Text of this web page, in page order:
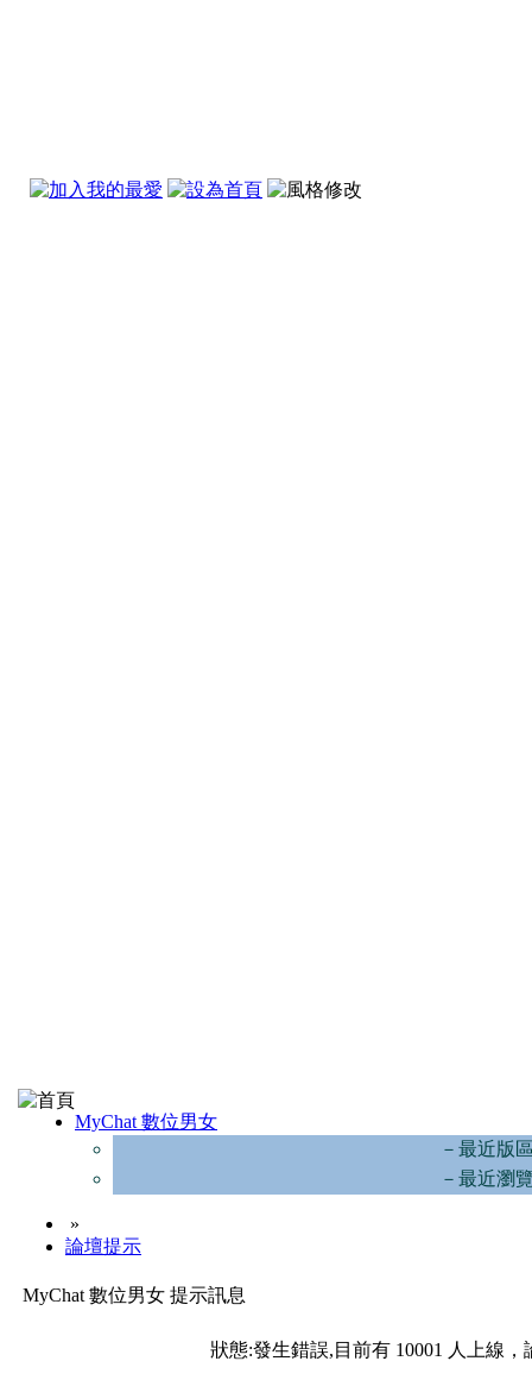
MyChat 數位男女
－最近版
－最近瀏
»
論壇提示
MyChat 數位男女 提示訊息
狀態:發生錯誤,目前有 10001 人上線